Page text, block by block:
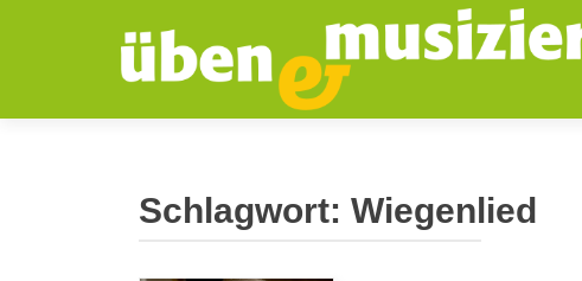
Schlagwort: Wiegenlied